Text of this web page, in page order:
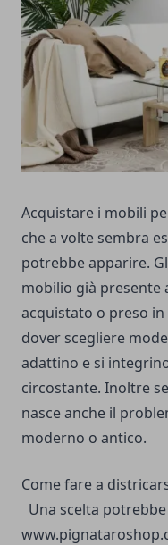
Acquistare i mobili
che a volte sembra
potrebbe apparire.
mobilio già
acquistato o preso
dover scegliere
adattino e si
circostante. Inoltre
nasce anche il
moderno o antico.
Come fare a
Una scelta